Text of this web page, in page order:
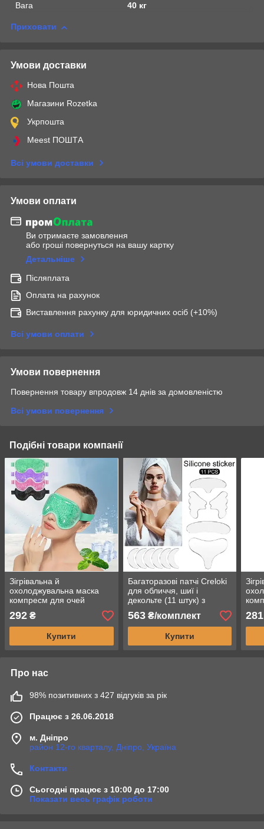
Вага
40 кг
Приховати
Умови доставки
Нова Пошта
Магазини Rozetka
Укрпошта
Meest ПОШТА
Всі умови доставки
Умови оплати
Ви отримаєте замовлення
або гроші повернуться на вашу картку
Детальніше
Післяплата
Оплата на рахунок
Виставлення рахунку для юридичних осіб (+10%)
Всі умови оплати
Умови повернення
Повернення товару впродовж 14 днів за домовленістю
Всі умови повернення
Подібні товари компанії
Зігрівальна й
охолоджувальна маска
компресм для очей
292 ₴
Купити
Багаторазові патчі Creloki
для обличчя, шиї і
декольте (11 штук) з
силікону
563₴/комплект
Купити
281
Про нас
98% позитивних з 427 відгуків за рік
Працює з 26.06.2018
м. Дніпро
район 12-го кварталу, Дніпро, Україна
Контакти
Сьогодні працює з 10:00 до 17:00
Показати весь графік роботи